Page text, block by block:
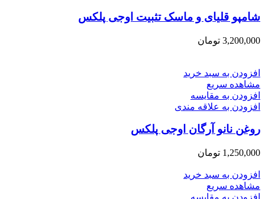
شامپو قلیای و ماسک تثبیت اوجی پلکس
3,200,000 تومان
افزودن به سبد خرید
مشاهده سریع
افزودن به مقایسه
افزودن به علاقه مندی
روغن نانو آرگان اوجی پلکس
1,250,000 تومان
افزودن به سبد خرید
مشاهده سریع
افزودن به مقایسه